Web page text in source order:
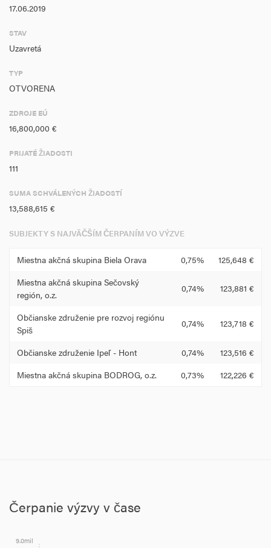
17.06.2019
STAV
Uzavretá
TYP
OTVORENA
ZDROJE EÚ
16,800,000 €
PRIJATÉ ŽIADOSTI
111
SUMA SCHVÁLENÝCH ŽIADOSTÍ
13,588,615 €
SUBJEKTY S NAJVÄČŠÍM ČERPANÍM VO VÝZVE
Miestna akčná skupina Biela Orava 0,75%
125,648 €
Miestna akčná skupina Sečovský
región, o.z.
0,74% 123,881 €
Občianske združenie pre rozvoj regiónu
Spiš
0,74% 123,718 €
Občianske združenie Ipeľ - Hont 0,74%
123,516 €
Miestna akčná skupina BODROG, o.z.
0,73% 122,226 €
Čerpanie výzvy v čase
9.0mil